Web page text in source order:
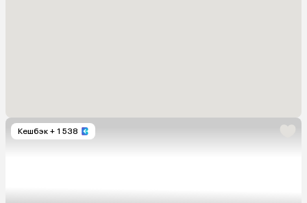
Кешбэк + 1 538